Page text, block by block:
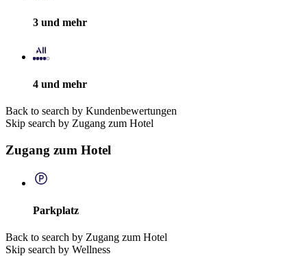
3 und mehr
4 und mehr
Back to search by Kundenbewertungen
Skip search by Zugang zum Hotel
Zugang zum Hotel
Parkplatz
Back to search by Zugang zum Hotel
Skip search by Wellness